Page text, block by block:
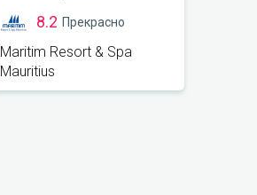
8.2 Прекрасно
Maritim Resort & Spa
Mauritius